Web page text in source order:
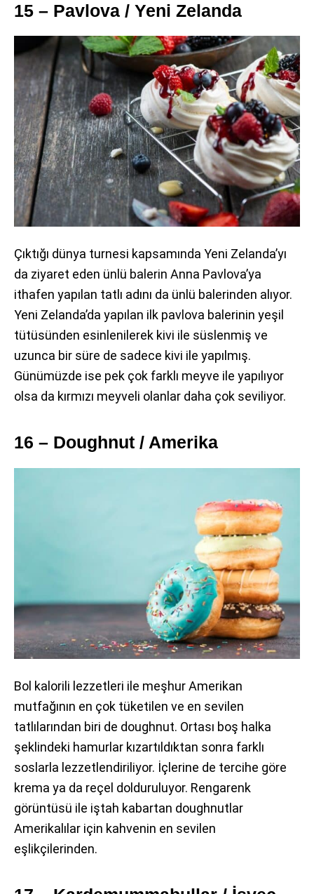
15 – Pavlova / Yeni Zelanda
Çıktığı dünya turnesi kapsamında Yeni Zelanda’yı
da ziyaret eden ünlü balerin Anna Pavlova’ya
ithafen yapılan tatlı adını da ünlü balerinden alıyor.
Yeni Zelanda’da yapılan ilk pavlova balerinin yeşil
tütüsünden esinlenilerek kivi ile süslenmiş ve
uzunca bir süre de sadece kivi ile yapılmış.
Günümüzde ise pek çok farklı meyve ile yapılıyor
olsa da kırmızı meyveli olanlar daha çok seviliyor.
16 – Doughnut / Amerika
Bol kalorili lezzetleri ile meşhur Amerikan
mutfağının en çok tüketilen ve en sevilen
tatlılarından biri de doughnut. Ortası boş halka
şeklindeki hamurlar kızartıldıktan sonra farklı
soslarla lezzetlendiriliyor. İçlerine de tercihe göre
krema ya da reçel dolduruluyor. Rengarenk
görüntüsü ile iştah kabartan doughnutlar
Amerikalılar için kahvenin en sevilen
eşlikçilerinden.